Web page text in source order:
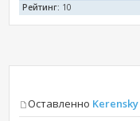
Рейтинг: 10
Оставленно Kerensky